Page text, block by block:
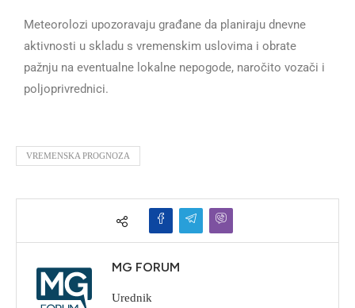
Meteorolozi upozoravaju građane da planiraju dnevne
aktivnosti u skladu s vremenskim uslovima i obrate
pažnju na eventualne lokalne nepogode, naročito vozači i
poljoprivrednici.
VREMENSKA PROGNOZA
MG FORUM
Urednik